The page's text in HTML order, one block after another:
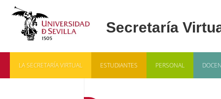
LA SECRETARÍA VIRTUAL ESTUDIANTES PERSONAL